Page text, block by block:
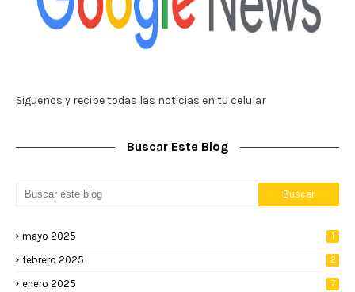
Siguenos y recibe todas las noticias en tu celular
Buscar Este Blog
mayo 2025 1
febrero 2025 2
enero 2025 7